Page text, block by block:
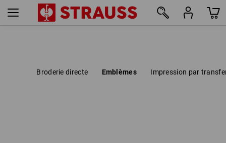
Broderie directe Emblèmes Impression par